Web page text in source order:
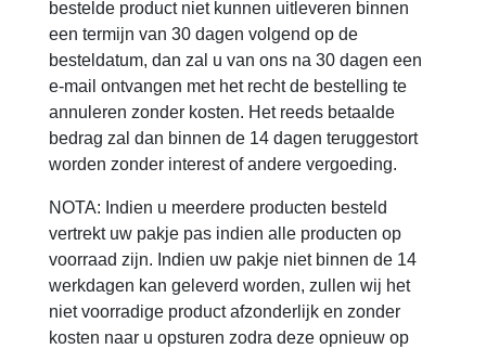
bestelde product niet kunnen uitleveren binnen
een termijn van 30 dagen volgend op de
besteldatum, dan zal u van ons na 30 dagen een
e-mail ontvangen met het recht de bestelling te
annuleren zonder kosten. Het reeds betaalde
bedrag zal dan binnen de 14 dagen teruggestort
worden zonder interest of andere vergoeding.
NOTA: Indien u meerdere producten besteld
vertrekt uw pakje pas indien alle producten op
voorraad zijn. Indien uw pakje niet binnen de 14
werkdagen kan geleverd worden, zullen wij het
niet voorradige product afzonderlijk en zonder
kosten naar u opsturen zodra deze opnieuw op